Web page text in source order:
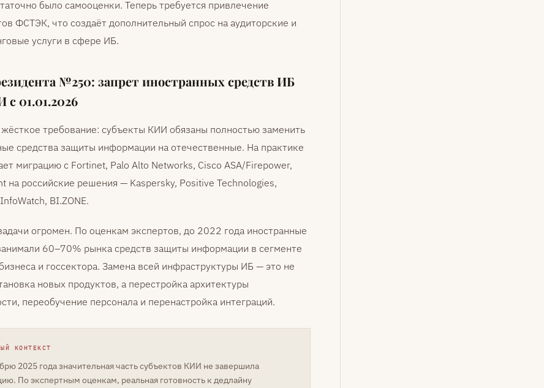
было самооценки. Теперь требуется привлечение
ФСТЭК, что создаёт дополнительный спрос на аудиторские и
услуги в сфере ИБ.
№250: запрет иностранных средств ИБ
01.01.2026
требование: субъекты КИИ обязаны полностью заменить
средства защиты информации на отечественные. На практике
миграцию с Fortinet, Palo Alto Networks, Cisco ASA/Firepower,
на российские решения — Kaspersky, Positive Technologies,
BI.ZONE.
огромен. По оценкам экспертов, до 2022 года иностранные
60–70% рынка средств защиты информации в сегменте
и госсектора. Замена всей инфраструктуры ИБ — это не
новых продуктов, а перестройка архитектуры
переобучение персонала и перенастройка интеграций.
КОНТЕКСТ
2025 года значительная часть субъектов КИИ не завершила
По экспертным оценкам, реальная готовность к дедлайну